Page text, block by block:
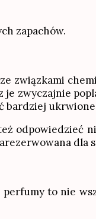
zapachów.
związkami
zwyczajnie
bardziej
dla
to nie